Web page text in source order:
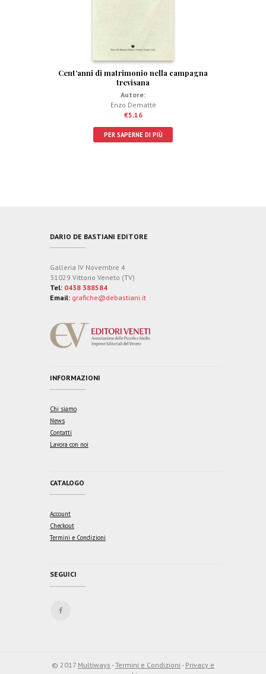
Cent’anni di matrimonio nella campagna
trevisana
Autore:
Enzo Demattè
€5,16
PER SAPERNE DI PIÙ
DARIO DE BASTIANI EDITORE
Galleria IV Novembre 4
31029 Vittorio Veneto (TV)
Tel: 0438 388584
Email: grafiche@debastiani.it
INFORMAZIONI
Chi siamo
News
Contatti
Lavora con noi
CATALOGO
Account
Checkout
Termini e Condizioni
SEGUICI
© 2017 Multiways -Termini e Condizioni - Privacy e